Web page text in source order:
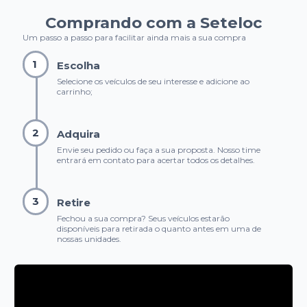
Comprando com a Seteloc
Um passo a passo para facilitar ainda mais a sua compra
1 Escolha
Selecione os veículos de seu interesse e adicione ao
carrinho;
2 Adquira
Envie seu pedido ou faça a sua proposta. Nosso time
entrará em contato para acertar todos os detalhes.
3 Retire
Fechou a sua compra? Seus veículos estarão
disponíveis para retirada o quanto antes em uma de
nossas unidades.